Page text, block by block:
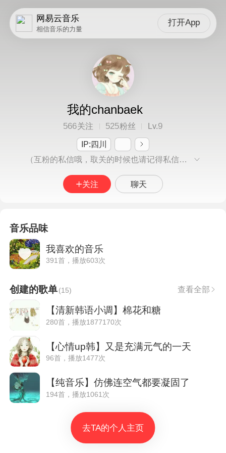
网易云音乐
相信音乐的力量
打开App
我的chanbaek
566关注 525粉丝 Lv.9
IP:四川
（互粉的私信哦，取关的时候也请记得私信）嘿，有没有人玩全民k歌啊，还是这个id，没事互相关注一下啦😘
关注 聊天
音乐品味
我喜欢的音乐
391首，播放603次
创建的歌单(15) 查看全部
【清新韩语小调】棉花和糖
280首，播放1877170次
【心情up韩】又是充满元气的一天
96首，播放1477次
【纯音乐】仿佛连空气都要凝固了
194首，播放1061次
去TA的个人主页